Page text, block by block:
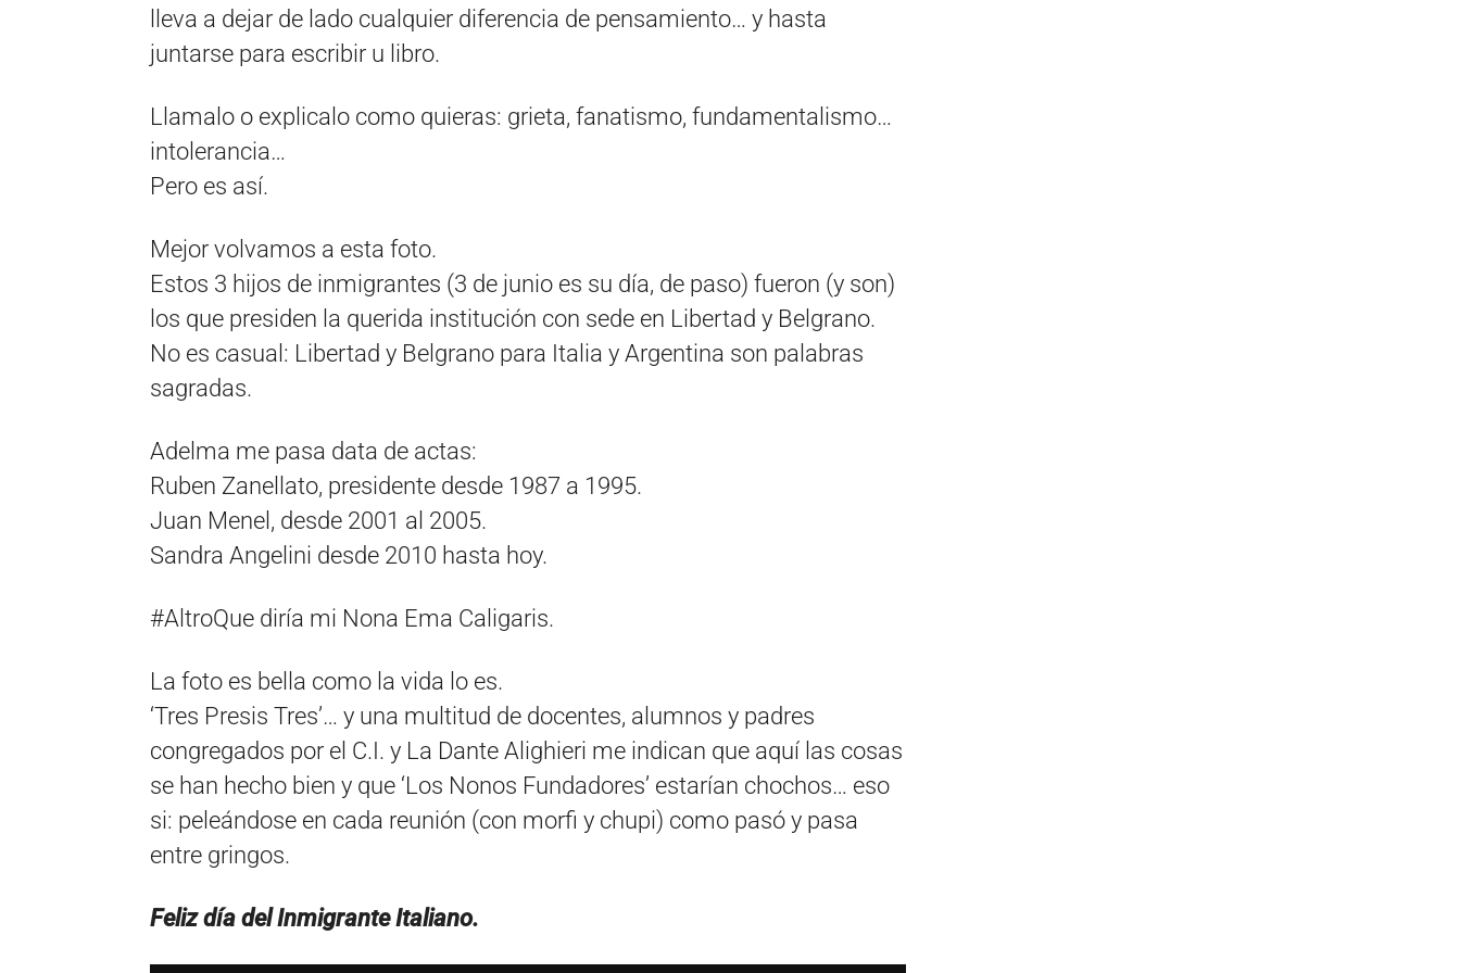
lleva a dejar de lado cualquier diferencia de pensamiento… y hasta
juntarse para escribir u libro.
Llamalo o explicalo como quieras: grieta, fanatismo, fundamentalismo…
intolerancia…
Pero es así.
Mejor volvamos a esta foto.
Estos 3 hijos de inmigrantes (3 de junio es su día, de paso) fueron (y son)
los que presiden la querida institución con sede en Libertad y Belgrano.
No es casual: Libertad y Belgrano para Italia y Argentina son palabras
sagradas.
Adelma me pasa data de actas:
Ruben Zanellato, presidente desde 1987 a 1995.
Juan Menel, desde 2001 al 2005.
Sandra Angelini desde 2010 hasta hoy.
#AltroQue diría mi Nona Ema Caligaris.
La foto es bella como la vida lo es.
‘Tres Presis Tres’… y una multitud de docentes, alumnos y padres
congregados por el C.I. y La Dante Alighieri me indican que aquí las cosas
se han hecho bien y que ‘Los Nonos Fundadores’ estarían chochos… eso
si: peleándose en cada reunión (con morfi y chupi) como pasó y pasa
entre gringos.
Feliz día del Inmigrante Italiano.